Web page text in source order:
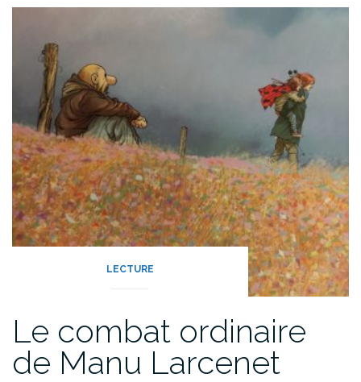
LECTURE
Le combat ordinaire
de Manu Larcenet